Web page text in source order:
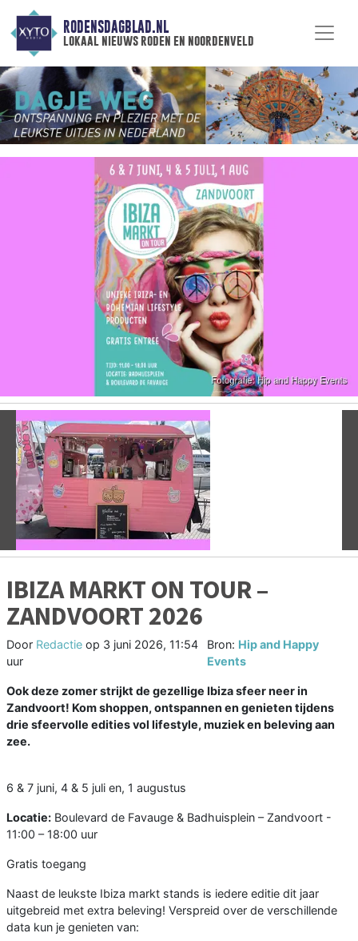
RODENSDAGBLAD.NL
lokaal nieuws roden en noordenveld
Vorige
IBIZA MARKT ON TOUR –
ZANDVOORT 2026
Door Redactie op 3 juni 2026, 11:54
uur
Bron: Hip and Happy
Events
Ook deze zomer strijkt de gezellige Ibiza sfeer neer in
Zandvoort! Kom shoppen, ontspannen en genieten tijdens
drie sfeervolle edities vol lifestyle, muziek en beleving aan
zee.
6 & 7 juni, 4 & 5 juli en, 1 augustus
Locatie: Boulevard de Favauge & Badhuisplein – Zandvoort -
11:00 – 18:00 uur
Gratis toegang
Naast de leukste Ibiza markt stands is iedere editie dit jaar
uitgebreid met extra beleving! Verspreid over de verschillende
data kun je genieten van: